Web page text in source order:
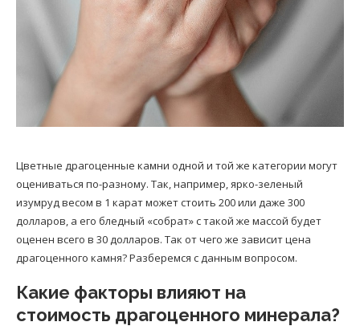
Цветные драгоценные камни одной и той же категории могут
оцениваться по-разному. Так, например, ярко-зеленый
изумруд весом в 1 карат может стоить 200 или даже 300
долларов, а его бледный «собрат» с такой же массой будет
оценен всего в 30 долларов. Так от чего же зависит цена
драгоценного камня? Разберемся с данным вопросом.
Какие факторы влияют на
стоимость драгоценного минерала?